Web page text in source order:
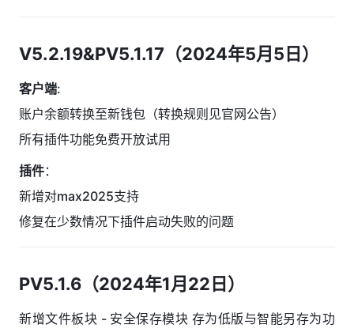
V5.2.19&PV5.1.17（2024年5月5日）
客户端:
账户余额转换至新钱包（转换规则见官网公告）
所有插件功能免费开放试用
插件：
新增对max2025支持
修复在少数情况下插件启动失败的问题
PV5.1.6（2024年1月22日）
新增文件板块 - 安全保存模块 存为低版与智能另存为功